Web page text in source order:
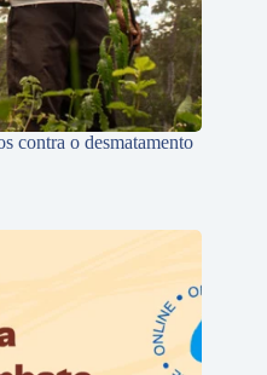
contra o desmatamento